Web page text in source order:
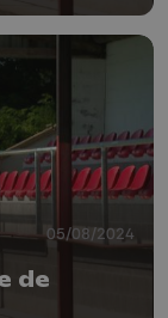
05/08/2024
de